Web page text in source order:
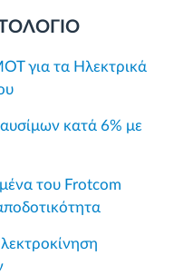
για τα Ηλεκτρικά
κατά 6% με
του Frotcom